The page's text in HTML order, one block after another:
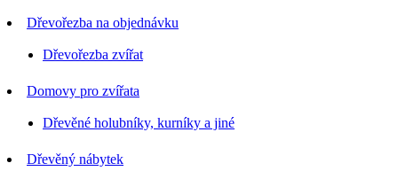
Dřevořezba na objednávku
Dřevořezba zvířat
Domovy pro zvířata
Dřevěné holubníky, kurníky a jiné
Dřevěný nábytek